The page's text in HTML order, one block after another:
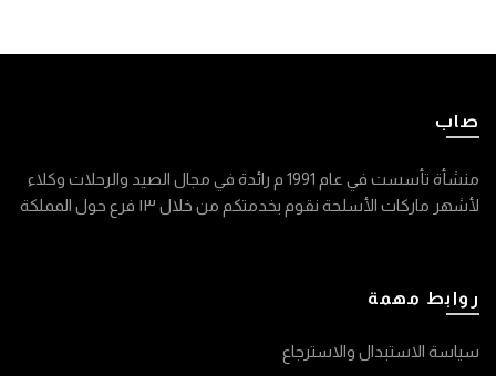
صاب
منشأة تأسست في عام 1991 م رائدة في مجال الصيد والرحلات وكلاء
لأشهر ماركات الأسلحة نقوم بخدمتكم من خلال ١٣ فرع حول المملكة
روابط مهمة
سياسة الاستبدال والاسترجاع